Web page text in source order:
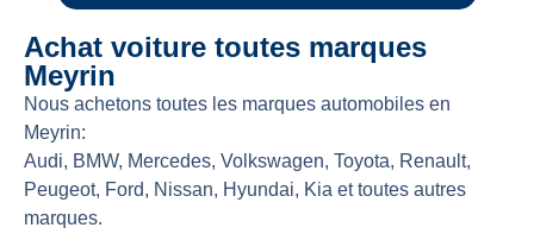
Achat voiture toutes marques
Meyrin
Nous achetons toutes les marques automobiles en
Meyrin:
Audi, BMW, Mercedes, Volkswagen, Toyota, Renault,
Peugeot, Ford, Nissan, Hyundai, Kia et toutes autres
marques.